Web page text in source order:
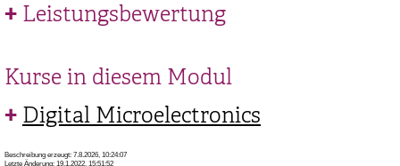
Leistungsbewertung
Kurse in diesem Modul
Digital Microelectronics
Beschreibung erzeugt: 7.8.2026, 10:24:07
Letzte Änderung: 19.1.2022, 15:51:52